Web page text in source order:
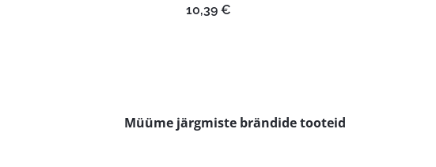
10,39 €
Müüme järgmiste brändide tooteid